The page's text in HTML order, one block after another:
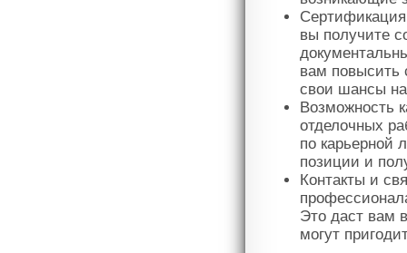
вы получите
вам повысить
свои шансы
Возможность
отделочных
по карьерной
позиции и
Контакты и
Это даст вам
могут